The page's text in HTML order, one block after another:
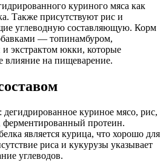
2,4%, Зола 5,5%,
Фосфор 0,6%, Магний 0,06%,
Медь 18 мг/кг, Цинк 160 мг/кг,
мг/кг, Углеводы 40%, Витамин А
МЕ/кг, Витамин Е 320 мг/кг,
экстракт юкки шидигера,
куриного мяса как
Также присутствуют рис и
углеводную составляющую. Корм
— топинамбуром,
экстрактом юкки, которые
влияние на пищеварение.
куриное мясо, рис,
протеин.
является курица, что хорошо для
риса и кукурузы указывает
углеводов.